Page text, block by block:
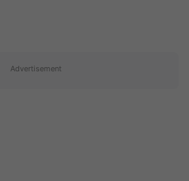
Advertisement